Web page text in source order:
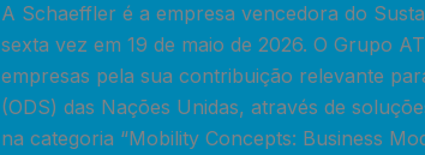
A Schaeffler é a empresa vencedora do
sexta vez em 19 de maio de 2026. O Grupo
empresas pela sua contribuição relevante
(ODS) das Nações Unidas, através de
na categoria “Mobility Concepts: Business